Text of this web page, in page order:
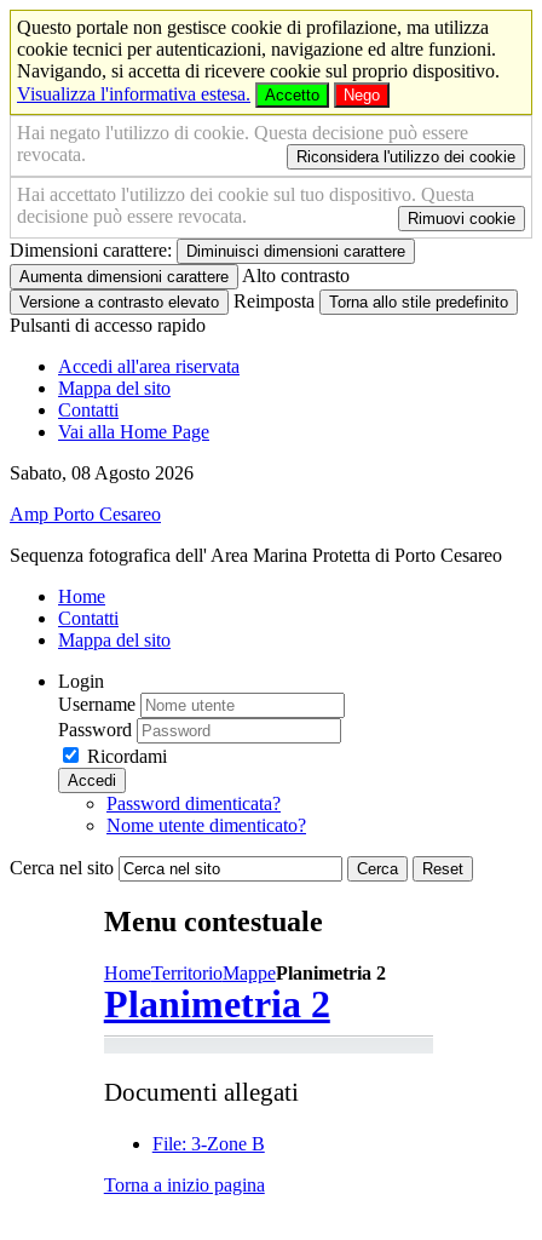
Questo portale non gestisce cookie di profilazione, ma utilizza
cookie tecnici per autenticazioni, navigazione ed altre funzioni.
Navigando, si accetta di ricevere cookie sul proprio dispositivo.
Visualizza l'informativa estesa.
Accetto Nego
Hai negato l'utilizzo di cookie. Questa decisione può essere
revocata.
Riconsidera l'utilizzo dei cookie
Hai accettato l'utilizzo dei cookie sul tuo dispositivo. Questa
decisione può essere revocata.
Rimuovi cookie
Dimensioni carattere:
Diminuisci dimensioni carattere
Aumenta dimensioni carattere
Alto contrasto
Versione a contrasto elevato Reimposta Torna allo stile predefinito
Pulsanti di accesso rapido
Accedi all'area riservata
Mappa del sito
Contatti
Vai alla Home Page
Sabato, 08 Agosto 2026
Amp Porto Cesareo
Sequenza fotografica dell' Area Marina Protetta di Porto Cesareo
Home
Contatti
Mappa del sito
Login
Username
Password
Ricordami
Accedi
Password dimenticata?
Nome utente dimenticato?
Cerca nel sito Cerca Reset
Menu contestuale
HomeTerritorioMappePlanimetria 2
Planimetria 2
Documenti allegati
File: 3-Zone B
Torna a inizio pagina